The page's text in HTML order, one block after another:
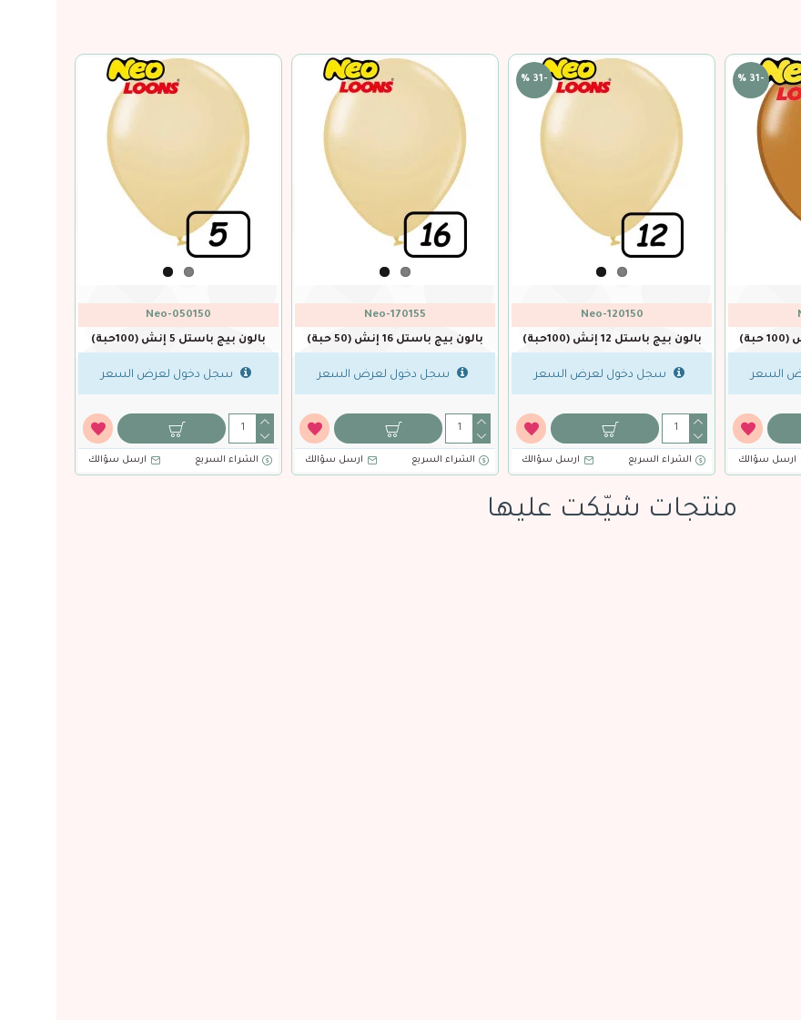
بالون اخضر ليموني باستل5 إنش
(100 حبة)
الشراء السريع ارسل سؤالك
قريبا...
بالون اخضر ليموني باستيل 36 إنش
(1 حبة)
ارسل سؤالك
بالون اسود ستاندرد 5 إنش (100
حبة)
سجل دخول لعرض السعر
الشراء السريع ارسل سؤالك
بالون باستل مشكل 12 إنش (50 حبة)
الشراء السريع
منتجات شيّكت عليها